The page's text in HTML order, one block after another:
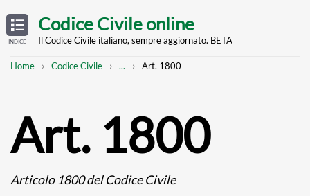
TABLE
OF
CONTENTS
INDICE
main
Codice Civile online
Il Codice Civile italiano, sempre aggiornato. BETA
Breadcrumb
Home Codice Civile
Mostra
... Art. 1800
Art. 1800
Articolo 1800 del Codice Civile